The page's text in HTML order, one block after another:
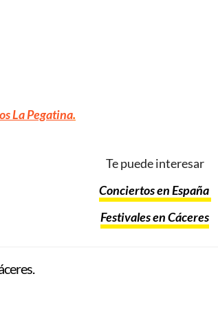
La Pegatina.
Te puede interesar
Conciertos en España
Festivales en Cáceres